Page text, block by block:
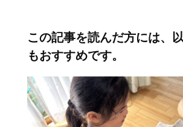
この記事を読んだ方には、
もおすすめです。